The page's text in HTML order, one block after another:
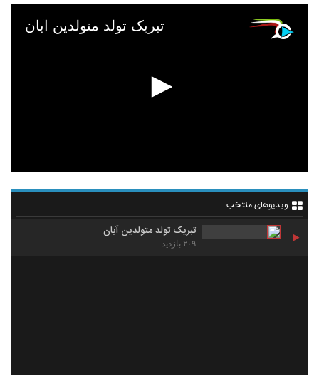
تبریک تولد متولدین آبان
ویدیوهای منتخب
تبریک تولد متولدین آبان
۲۰۹ بازدید